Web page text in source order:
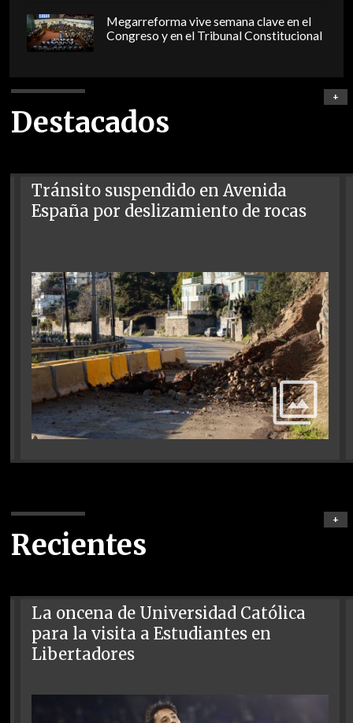
Megarreforma vive semana clave en el
Congreso y en el Tribunal Constitucional
Destacados
+
Tránsito suspendido en Avenida
España por deslizamiento de rocas
Recientes
+
La oncena de Universidad Católica
para la visita a Estudiantes en
Libertadores